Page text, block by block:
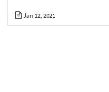
Jan 12, 2021